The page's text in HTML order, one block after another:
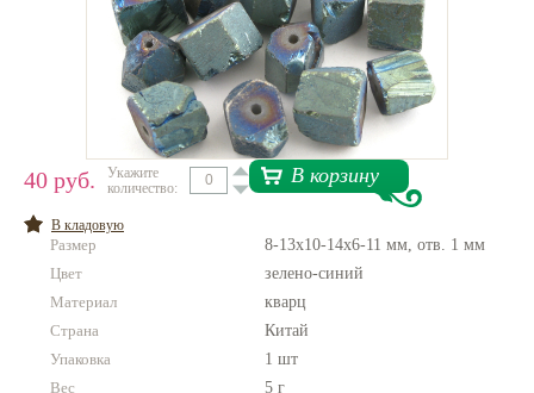
По темам и сезонам
Бисер TOHO
Нетемнеющая фурнитура
Всё для вышивки
Натуральные камни
Каталог
Новинки!
Фотофорум
40 руб.
Укажите
количество:
В корзину
В кладовую
Размер
8-13x10-14x6-11 мм, отв. 1 мм
Цвет
зелено-синий
Материал
кварц
Страна
Китай
Упаковка
1 шт
Вес
5 г